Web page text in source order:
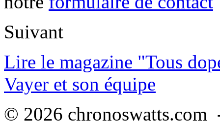
Suivant
Lire le magazine "Tous
Vayer et son équipe
© 2026